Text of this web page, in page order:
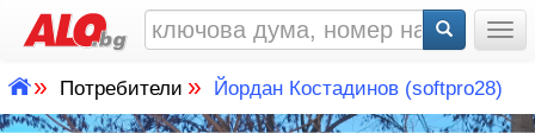
» Потребители» Йордан Костадинов (softpro28)